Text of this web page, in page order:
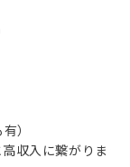
）
収入に繋がりま